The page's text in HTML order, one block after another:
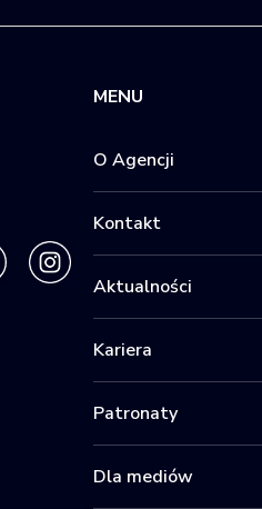
MENU
O Agencji
Kontakt
Aktualności
Kariera
Patronaty
Dla mediów